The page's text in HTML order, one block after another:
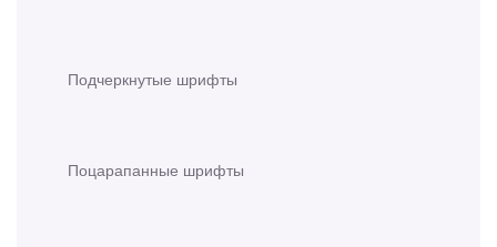
Подчеркнутые шрифты
Поцарапанные шрифты